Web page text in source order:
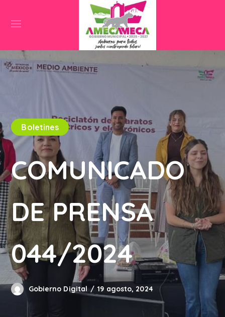
Boletines
COMUNICADO
DE PRENSA
044/2024
Gobierno Digital 19 agosto, 2024